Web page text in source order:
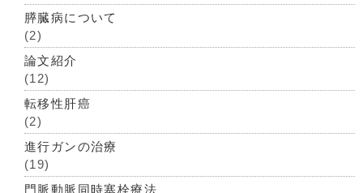
膵臓病について
(2)
論文紹介
(12)
転移性肝癌
(2)
進行ガンの治療
(19)
門脈動脈同時塞栓療法